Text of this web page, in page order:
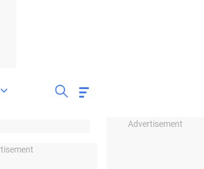
Advertisement